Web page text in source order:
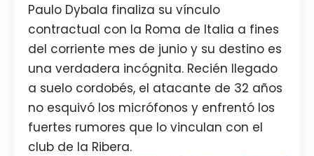
Paulo Dybala finaliza su vínculo
contractual con la Roma de Italia a fines
del corriente mes de junio y su destino es
una verdadera incógnita. Recién llegado
a suelo cordobés, el atacante de 32 años
no esquivó los micrófonos y enfrentó los
fuertes rumores que lo vinculan con el
club de la Ribera.